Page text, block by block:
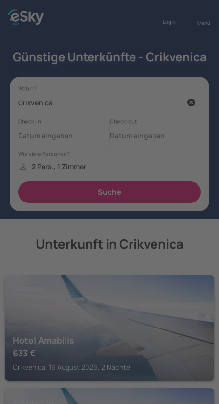
Menü
Log in
Günstige Unterkünfte - Crikvenica
Unterkunft in Crikvenica
Hotel Amabilis
633 €
Crikvenica, 16 August 2026, 2 Nächte